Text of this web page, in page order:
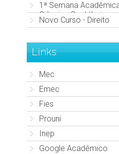
1ª Semana
Ciências Contábeis
Novo Curso - Direito
Links
Mec
Emec
Fies
Prouni
Inep
Google Acadêmico